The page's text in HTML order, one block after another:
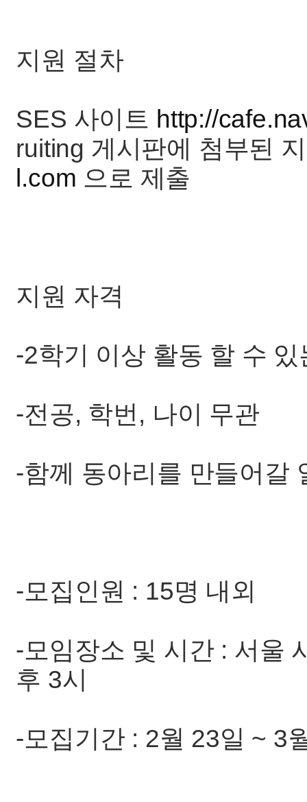
지원 절차
SES 사이트 http://
ruiting 게시판에 첨부된
l.com 으로 제출
지원 자격
-2학기 이상 활동 할 수 있
-전공, 학번, 나이 무관
-함께 동아리를 만들어갈
-모집인원 : 15명 내외
-모임장소 및 시간 : 서울
후 3시
-모집기간 : 2월 23일 ~ 3